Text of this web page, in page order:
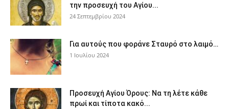
την προσευχή του Αγίου...
24 Σεπτεμβρίου 2024
Για αυτούς που φοράνε Σταυρό στο λαιμό…
1 Ιουλίου 2024
Προσευχή Αγίου Όρους: Να τη λέτε κάθε
πρωί και τίποτα κακό...